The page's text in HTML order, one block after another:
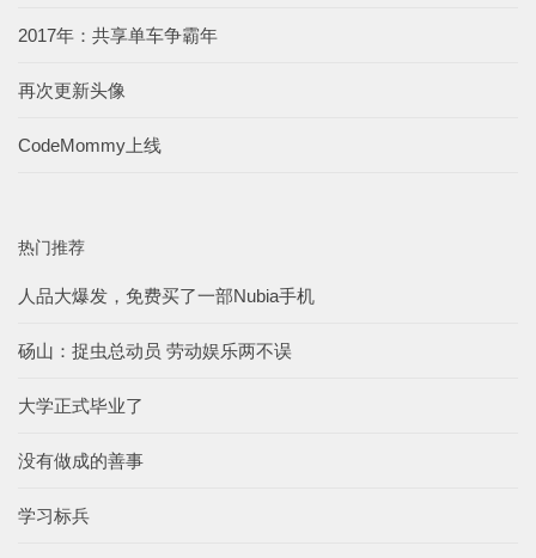
2017年：共享单车争霸年
再次更新头像
CodeMommy上线
热门推荐
人品大爆发，免费买了一部Nubia手机
砀山：捉虫总动员 劳动娱乐两不误
大学正式毕业了
没有做成的善事
学习标兵